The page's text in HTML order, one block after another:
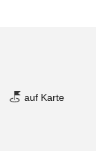
auf Karte